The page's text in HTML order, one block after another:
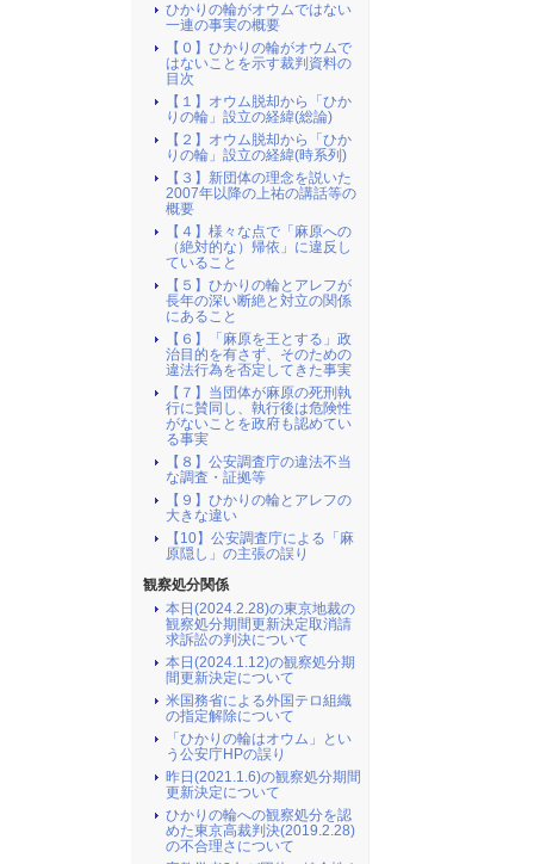
ひかりの輪がオウムではない
一連の事実の概要
【０】ひかりの輪がオウムで
はないことを示す裁判資料の
目次
【１】オウム脱却から「ひか
りの輪」設立の経緯(総論)
【２】オウム脱却から「ひか
りの輪」設立の経緯(時系列)
【３】新団体の理念を説いた
2007年以降の上祐の講話等の
概要
【４】様々な点で「麻原への
（絶対的な）帰依」に違反し
ていること
【５】ひかりの輪とアレフが
長年の深い断絶と対立の関係
にあること
【６】「麻原を王とする」政
治目的を有さず、そのための
違法行為を否定してきた事実
【７】当団体が麻原の死刑執
行に賛同し、執行後は危険性
がないことを政府も認めてい
る事実
【８】公安調査庁の違法不当
な調査・証拠等
【９】ひかりの輪とアレフの
大きな違い
【10】公安調査庁による「麻
原隠し」の主張の誤り
観察処分関係
本日(2024.2.28)の東京地裁の
観察処分期間更新決定取消請
求訴訟の判決について
本日(2024.1.12)の観察処分期
間更新決定について
米国務省による外国テロ組織
の指定解除について
「ひかりの輪はオウム」とい
う公安庁HPの誤り
昨日(2021.1.6)の観察処分期間
更新決定について
ひかりの輪への観察処分を認
めた東京高裁判決(2019.2.28)
の不合理さについて